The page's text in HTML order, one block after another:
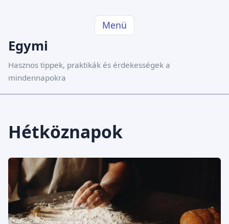
Menü
Egymi
Hasznos tippek, praktikák és érdekességek a
mindennapokra
Hétköznapok